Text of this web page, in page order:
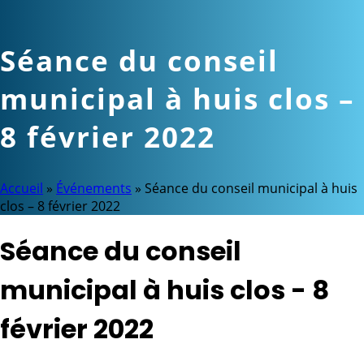
Séance du conseil
municipal à huis clos –
8 février 2022
Accueil » Événements » Séance du conseil municipal à huis
clos – 8 février 2022
Séance du conseil
municipal à huis clos - 8
février 2022